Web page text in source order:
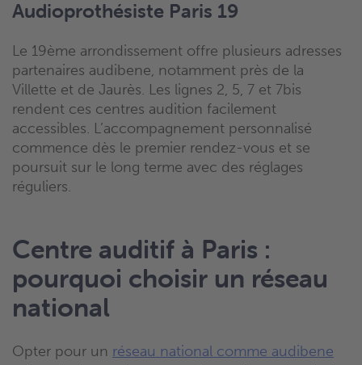
Audioprothésiste Paris 19
Le 19ème arrondissement offre plusieurs adresses
partenaires audibene, notamment près de la
Villette et de Jaurès. Les lignes 2, 5, 7 et 7bis
rendent ces centres audition facilement
accessibles. L’accompagnement personnalisé
commence dès le premier rendez-vous et se
poursuit sur le long terme avec des réglages
réguliers.
Centre auditif à Paris :
pourquoi choisir un réseau
national
Opter pour un réseau national comme audibene